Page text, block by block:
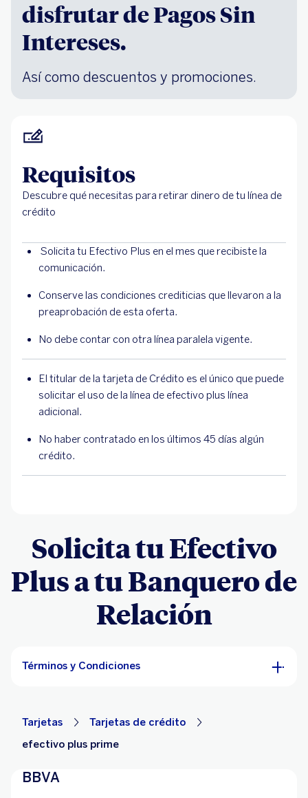
disfrutar de Pagos Sin
Intereses.
Así como descuentos y promociones.
Requisitos
Descubre qué necesitas para retirar dinero de tu línea de
crédito
Solicita tu Efectivo Plus en el mes que recibiste la
comunicación.
Conserve las condiciones crediticias que llevaron a la
preaprobación de esta oferta.
No debe contar con otra línea paralela vigente.
El titular de la tarjeta de Crédito es el único que puede
solicitar el uso de la línea de efectivo plus línea
adicional.
No haber contratado en los últimos 45 días algún
crédito.
Solicita tu Efectivo
Plus a tu Banquero de
Relación
Términos y Condiciones
Tarjetas
Tarjetas de crédito
efectivo plus prime
BBVA